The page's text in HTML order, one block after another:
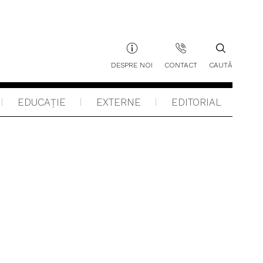
DESPRE NOI CONTACT CAUTĂ
EDUCAŢIE EXTERNE EDITORIAL